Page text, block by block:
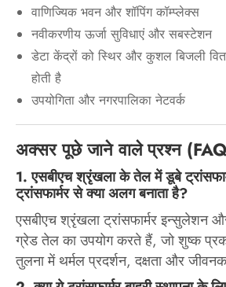
वाणिज्यिक भवन और शॉपिंग कॉम्प्लेक्स
नवीकरणीय ऊर्जा सुविधाएं और सबस्टेशन
डेटा केंद्रों को स्थिर और कुशल बिजली
होती है
उपयोगिता और नगरपालिका नेटवर्क
अक्सर पूछे जाने वाले प्रश्न
1. एसबीएच श्रृंखला के तेल में डूबे
ट्रांसफार्मर से क्या अलग बनाता है?
एसबीएच श्रृंखला ट्रांसफार्मर इन्सुलेशन
ग्रेड तेल का उपयोग करते हैं, जो शुष्क
तुलना में थर्मल प्रदर्शन, दक्षता और